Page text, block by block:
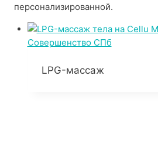
персонализированной.
LPG-массаж